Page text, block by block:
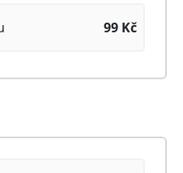
99 Kč